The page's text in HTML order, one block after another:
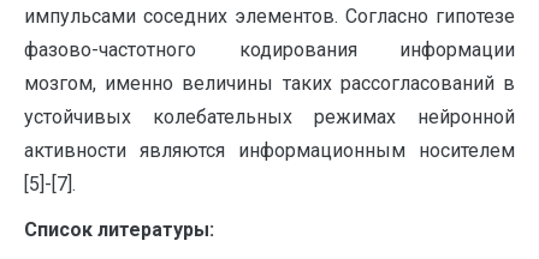
импульсами соседних элементов. Согласно гипотезе
фазово-частотного кодирования информации
мозгом, именно величины таких рассогласований в
устойчивых колебательных режимах нейронной
активности являются информационным носителем
[5]-[7].
Список литературы: